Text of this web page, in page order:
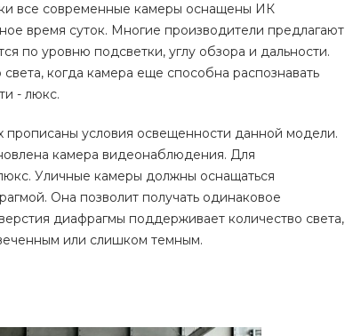
все современные камеры оснащены ИК
время суток. Многие производители предлагают
по уровню подсветки, углу обзора и дальности.
когда камера еще способна распознавать
- люкс.
прописаны условия освещенности данной модели.
камера видеонаблюдения. Для
Уличные камеры должны оснащаться
Она позволит получать одинаковое
диафрагмы поддерживает количество света,
или слишком темным.